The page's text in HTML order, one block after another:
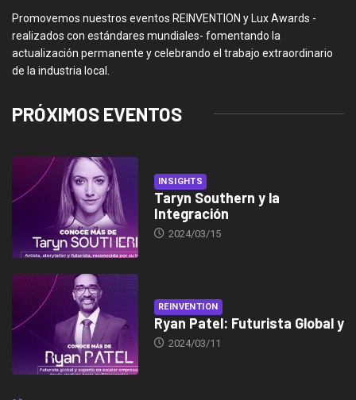
Promovemos nuestros eventos REINVENTION y Lux Awards -
realizados con estándares mundiales- fomentando la
actualización permanente y celebrando el trabajo extraordinario
de la industria local.
PRÓXIMOS EVENTOS
INSIGHTS
Taryn Southern y la
Integración
2024/03/15
REINVENTION
Ryan Patel: Futurista Global y
2024/03/11